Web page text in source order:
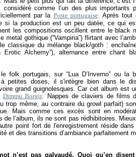
considéré comme l’un des plus
par la Poste portugaise. Après tout
si la production est un peu datée, ce qui
les compositions oscillent entre le black
metal gothique (“Vampiria”) flirtant avec
classique du mélange black/goth :
Erotic Alchemy”), alternance entre chant
folk portugais, sur “Lua D’Inverno” ou la
petites doses, il s'intègre bien dans le
grand guignolesques. Car cet album est
Dimmu Borgir. Nappes de claviers de films
trop même, au contraire du growl parfait)
Mais comme ces excès sont en
de l’album, ils ne sont pas rédhibitoires.
point fort de l'enregistrement réside
et des transitions d’ambiance parfaitement
n’est pas galvaudé. Quoi qu’en